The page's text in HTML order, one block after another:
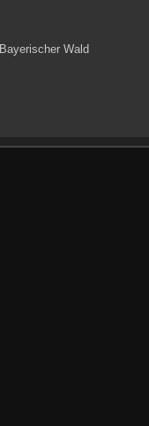
Bayerischer Wald